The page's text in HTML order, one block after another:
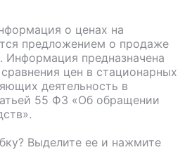
о ценах на
предложением о продаже
Информация предназначена
цен в стационарных
деятельность в
55 ФЗ «Об обращении
Выделите ее и нажмите